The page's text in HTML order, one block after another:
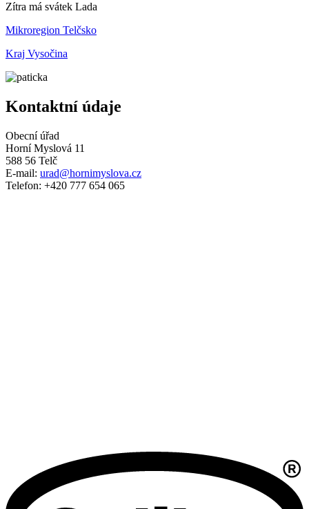
Zítra má svátek Lada
Mikroregion Telčsko
Kraj Vysočina
Kontaktní údaje
Obecní úřad
Horní Myslová 11
588 56 Telč
E-mail: urad@hornimyslova.cz
Telefon: +420 777 654 065